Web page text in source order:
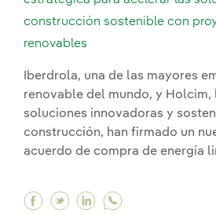
construcción sostenible con
renovables
Iberdrola, una de las mayores
renovable del mundo, y Holcim,
soluciones innovadoras y
construcción, han firmado un
acuerdo de compra de energía
Facebook Acordamos
Twitter Acordamos
Linkedin